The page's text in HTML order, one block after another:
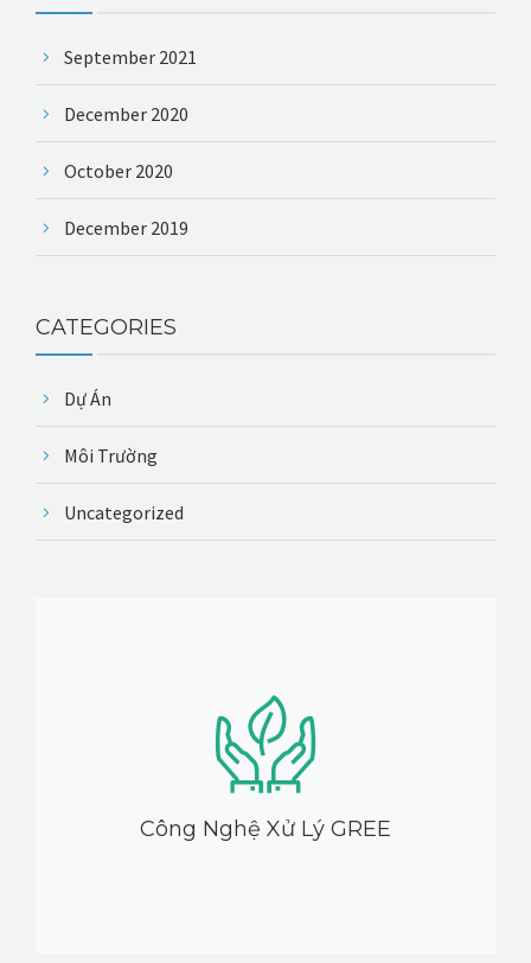
September 2021
December 2020
October 2020
December 2019
CATEGORIES
Dự Án
Môi Trường
Uncategorized
Công Nghệ Xử Lý GREE